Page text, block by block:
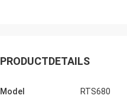
PRODUCTDETAILS
Model RTS680